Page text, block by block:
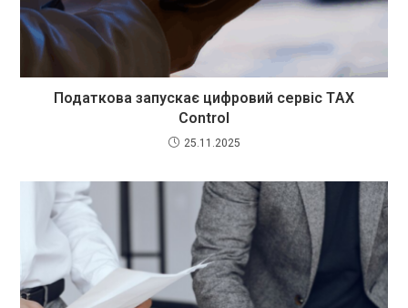
Податкова запускає цифровий сервіс ТAX
Control
25.11.2025